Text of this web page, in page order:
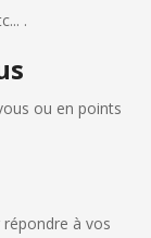
.
ou en points
à vos